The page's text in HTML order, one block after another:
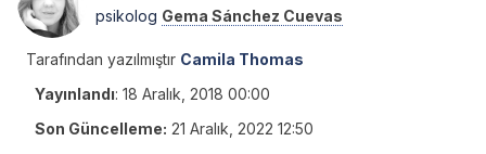
psikolog Gema Sánchez Cuevas
Tarafından yazılmıştır Camila Thomas
Yayınlandı: 18 Aralık, 2018 00:00
Son Güncelleme: 21 Aralık, 2022 12:50